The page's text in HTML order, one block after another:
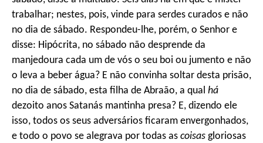
trabalhar; nestes, pois, vinde para serdes curados e não
no dia de sábado. Respondeu-lhe, porém, o Senhor e
disse: Hipócrita, no sábado não desprende da
manjedoura cada um de vós o seu boi ou jumento e não
o leva a beber água? E não convinha soltar desta prisão,
no dia de sábado, esta filha de Abraão, a qual há
dezoito anos Satanás mantinha presa? E, dizendo ele
isso, todos os seus adversários ficaram envergonhados,
e todo o povo se alegrava por todas as coisas gloriosas